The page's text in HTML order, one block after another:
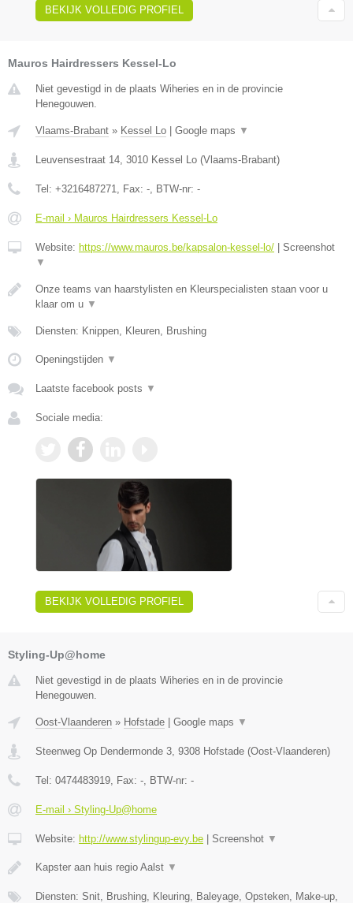
BEKIJK VOLLEDIG PROFIEL
Mauros Hairdressers Kessel-Lo
Niet gevestigd in de plaats Wiheries en in de provincie
Henegouwen.
Vlaams-Brabant » Kessel Lo | Google maps ▼
Leuvensestraat 14 3010 Kessel Lo (Vlaams-Brabant)
Tel: +3216487271 , Fax: - , BTW-nr: -
E-mail › Mauros Hairdressers Kessel-Lo
Website: https://www.mauros.be/kapsalon-kessel-lo/ | Screenshot
▼
Onze teams van haarstylisten en Kleurspecialisten staan voor u
klaar om u ▼
Diensten: Knippen, Kleuren, Brushing
Openingstijden ▼
Laatste facebook posts ▼
Sociale media:
BEKIJK VOLLEDIG PROFIEL
Styling-Up@home
Niet gevestigd in de plaats Wiheries en in de provincie
Henegouwen.
Oost-Vlaanderen » Hofstade | Google maps ▼
Steenweg Op Dendermonde 3 9308 Hofstade (Oost-Vlaanderen)
Tel: 0474483919 , Fax: - , BTW-nr: -
E-mail › Styling-Up@home
Website: http://www.stylingup-evy.be | Screenshot ▼
Kapster aan huis regio Aalst ▼
Diensten: Snit, Brushing, Kleuring, Baleyage, Opsteken, Make-up,